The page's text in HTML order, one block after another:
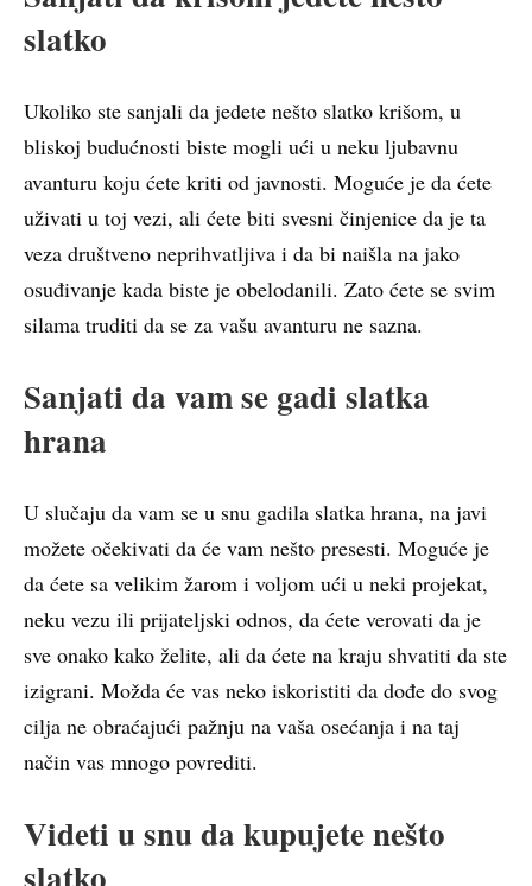
slatko
Ukoliko ste sanjali da jedete nešto slatko krišom, u
bliskoj budućnosti biste mogli ući u neku ljubavnu
avanturu koju ćete kriti od javnosti. Moguće je da ćete
uživati u toj vezi, ali ćete biti svesni činjenice da je ta
veza društveno neprihvatljiva i da bi naišla na jako
osuđivanje kada biste je obelodanili. Zato ćete se svim
silama truditi da se za vašu avanturu ne sazna.
Sanjati da vam se gadi slatka
hrana
U slučaju da vam se u snu gadila slatka hrana, na javi
možete očekivati da će vam nešto presesti. Moguće je
da ćete sa velikim žarom i voljom ući u neki projekat,
neku vezu ili prijateljski odnos, da ćete verovati da je
sve onako kako želite, ali da ćete na kraju shvatiti da ste
izigrani. Možda će vas neko iskoristiti da dođe do svog
cilja ne obraćajući pažnju na vaša osećanja i na taj
način vas mnogo povrediti.
Videti u snu da kupujete nešto